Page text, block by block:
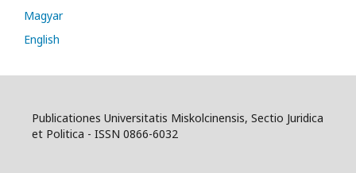
Magyar
English
Publicationes Universitatis Miskolcinensis, Sectio Juridica
et Politica - ISSN 0866-6032